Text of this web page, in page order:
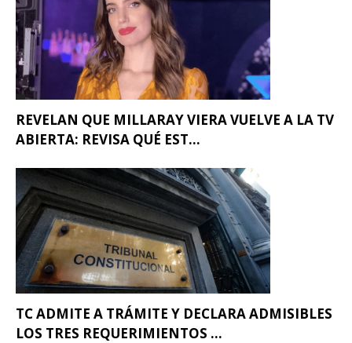
REVELAN QUE MILLARAY VIERA VUELVE A LA TV
ABIERTA: REVISA QUÉ EST...
TC ADMITE A TRÁMITE Y DECLARA ADMISIBLES
LOS TRES REQUERIMIENTOS ...